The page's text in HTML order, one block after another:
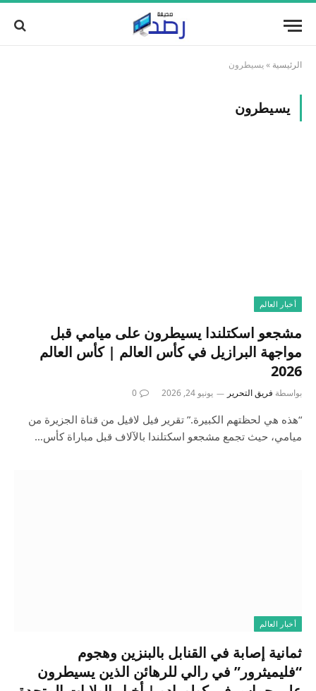
الرئيسية »يسيطرون
يسيطرون
أخبار العالم
مشجعو اسكتلندا يسيطرون على ميامي قبل
مواجهة البرازيل في كأس العالم | كأس العالم
2026
بواسطة فريق التحرير يونيو 24, 2026 0
“هذه هي لحظتهم الكبيرة.” تقرير فيل لافيل من قناة الجزيرة من
ميامي، حيث تجمع مشجعو اسكتلندا بالآلاف قبل مباراة كأس…
أخبار العالم
ثمانية إصابة في القنابل بالبنزين وهجوم
“فليميثرور” في رالي للرهائن الذين يسيطرون